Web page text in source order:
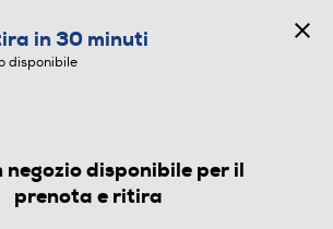
in 30 minuti
disponibile
negozio disponibile per il
prenota e ritira